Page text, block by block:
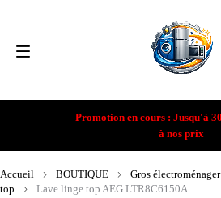
Promotion en cours : Jusqu'à
à nos prix
Accueil BOUTIQUE Gros électroménager
top
Lave linge top AEG LTR8C6150A